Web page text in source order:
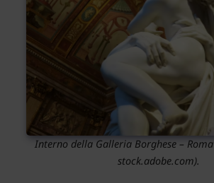
Interno della Galleria Borghese – Roma
stock.adobe.com).